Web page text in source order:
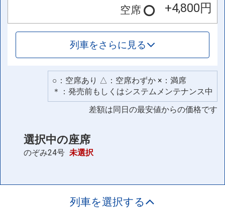
空席
+4,800円
列車をさらに見る
○：空席あり △：空席わずか ×：満席
＊：発売前もしくはシステムメンテナンス中
差額は同日の最安値からの価格です
選択中の座席
のぞみ24号 未選択
列車を選択する